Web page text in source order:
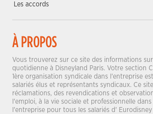
Les accords
À PROPOS
Vous trouverez sur ce site des informations
quotidienne à Disneyland Paris. Votre section
1ère organisation syndicale dans l'entreprise
salariés élus et représentants syndicaux. Ce
réclamations, des revendications et
l'emploi, à la vie sociale et professionnelle
l'entreprise pour tous les salariés d'